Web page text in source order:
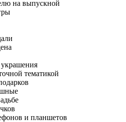
на выпускной
тематикой
и планшетов